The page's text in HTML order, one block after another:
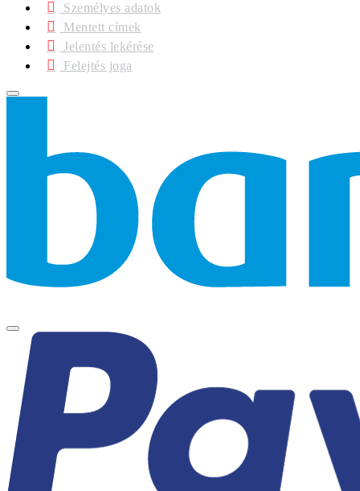
Személyes adatok
Mentett címek
Jelentés lekérése
Felejtés joga